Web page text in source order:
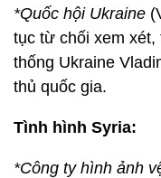
*Quốc hội Ukraine
tục từ chối xem
thống Ukraine
thủ quốc gia.
Tình hình Syria:
*Công ty hình ảnh